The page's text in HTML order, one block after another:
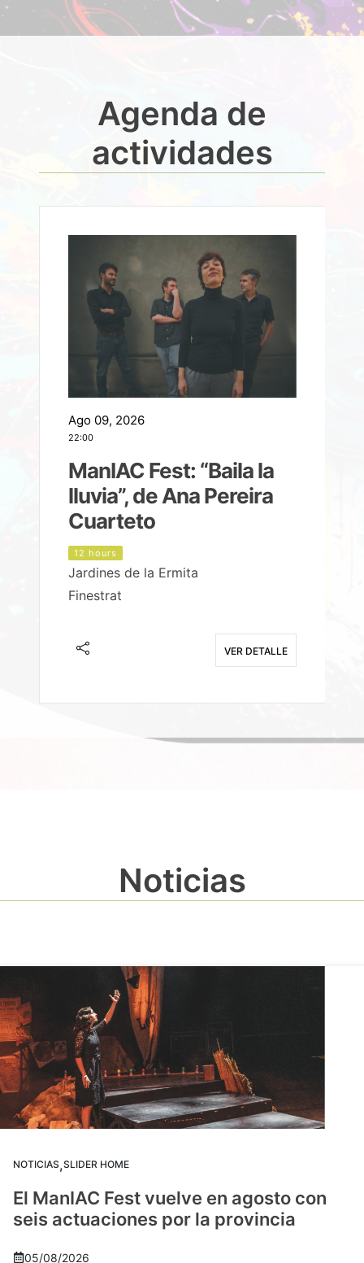
Agenda de
actividades
Ago 09, 2026
22:00
ManIAC Fest: “Baila la
lluvia”, de Ana Pereira
Cuarteto
12 hours
Jardines de la Ermita
Finestrat
VER DETALLE
Noticias
NOTICIAS,SLIDER HOME
El ManIAC Fest vuelve en agosto con
seis actuaciones por la provincia
05/08/2026